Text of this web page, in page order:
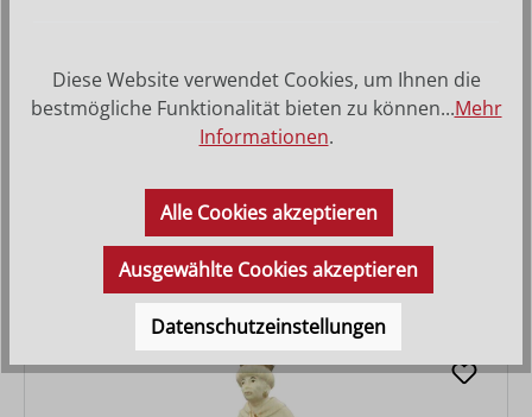
27,90 €
Regulärer Preis:
Diese Website verwendet Cookies, um Ihnen die
bestmögliche Funktionalität bieten zu können...Mehr
Informationen.
Alle Cookies akzeptieren
Ausgewählte Cookies akzeptieren
Datenschutzeinstellungen